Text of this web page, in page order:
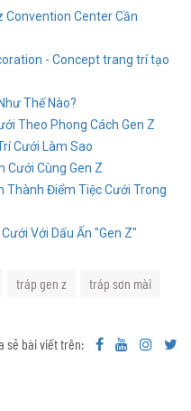
Convention Center Cần
- Concept trang trí tạo
Thế Nào?
Theo Phong Cách Gen Z
Cưới Làm Sao
Cưới Cùng Gen Z
Thành Điểm Tiệc Cưới Trong
Với Dấu Ấn "Gen Z"
tráp gen z
tráp sơn mài
sẻ bài viết trên: